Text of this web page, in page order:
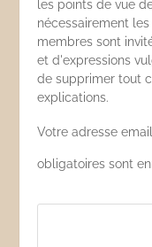
les points de vue
nécessairement
membres sont
et d'expressions
de supprimer tout
explications.
Votre adresse
obligatoires sont